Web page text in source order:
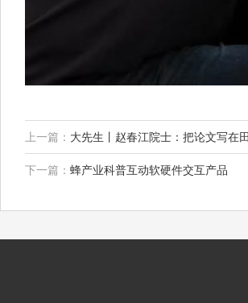
上一篇： 大先生丨赵春江院士：把论文写在
下一篇： 蜂产业科普互动软硬件交互产品